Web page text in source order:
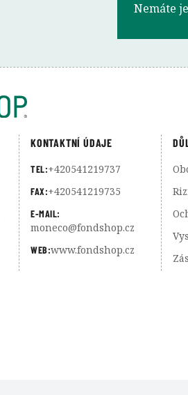
Nemáte
KONTAKTNÍ ÚDAJE
TEL:+420541219737
FAX:+420541219735
E-MAIL:
moneco@fondshop.cz
WEB:www.fondshop.cz